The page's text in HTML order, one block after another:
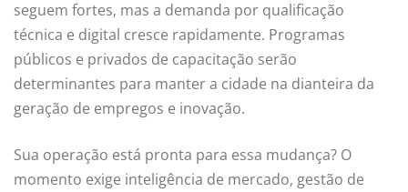
seguem fortes, mas a demanda por qualificação
técnica e digital cresce rapidamente. Programas
públicos e privados de capacitação serão
determinantes para manter a cidade na dianteira da
geração de empregos e inovação.
Sua operação está pronta para essa mudança? O
momento exige inteligência de mercado, gestão de